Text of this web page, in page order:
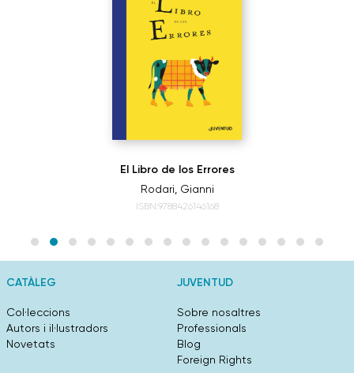
El Libro de los Errores
Rodari, Gianni
ISBN:9788426146168
CATÀLEG
Col·leccions
Autors i il·lustradors
Novetats
JUVENTUD
Sobre nosaltres
Professionals
Blog
Foreign Rights